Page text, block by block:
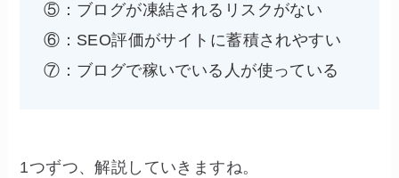
⑤：ブログが凍結されるリスクがない
⑥：SEO評価がサイトに蓄積されやすい
⑦：ブログで稼いでいる人が使っている
1つずつ、解説していきますね。